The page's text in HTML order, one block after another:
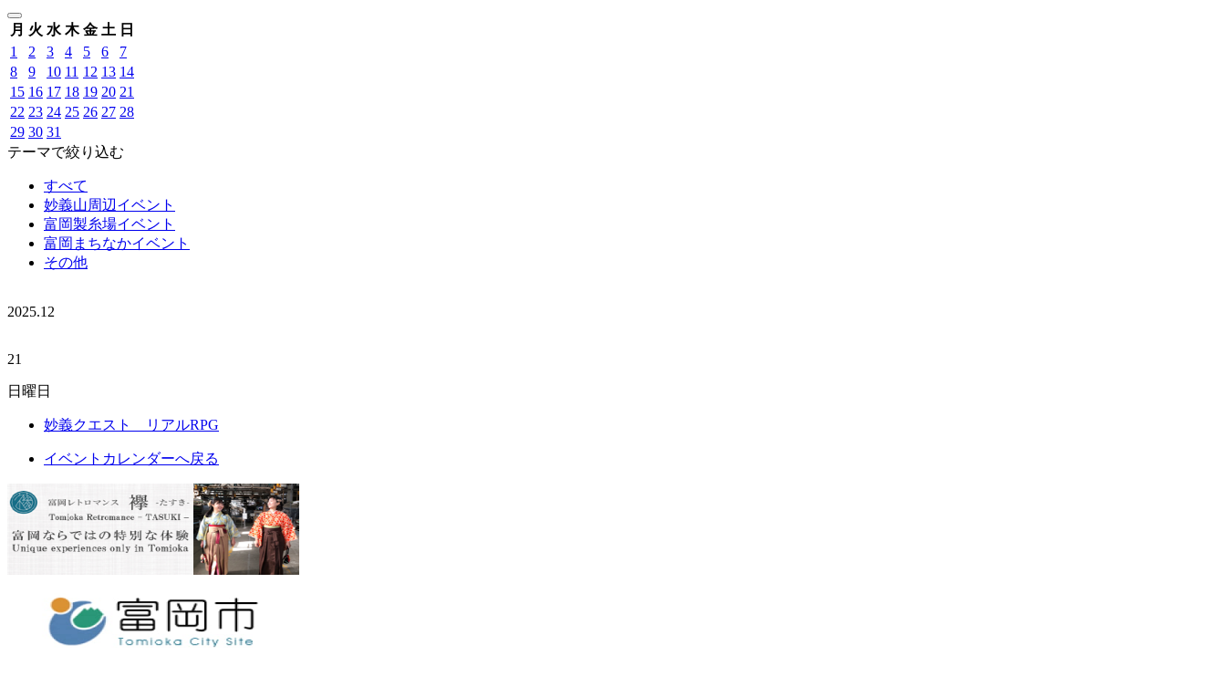
月 火 水 木 金 土 日
1
2 3 4 5 6
7
8
9 10 11 12 13 14
15 16 17 18 19 20 21
22 23 24 25 26 27 28
29 30 31
テーマで絞り込む
すべて
妙義山周辺イベント
富岡製糸場イベント
富岡まちなかイベント
その他
2025.12
21
日曜日
妙義クエスト リアルRPG
イベントカレンダーへ戻る